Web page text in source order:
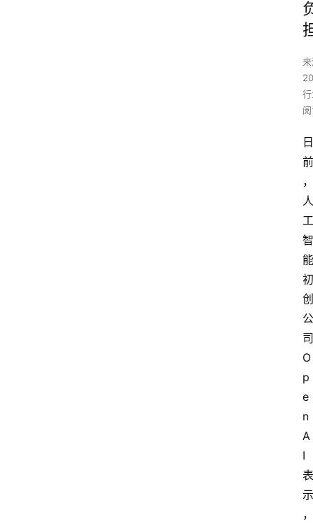
日
前
，
人
工
智
能
初
创
公
司
O
p
e
n
A
I
表
示
，